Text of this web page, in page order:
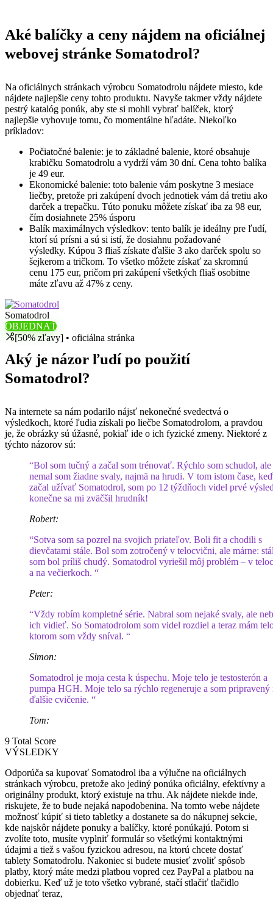
Aké balíčky a ceny nájdem na oficiálnej
webovej stránke Somatodrol?
Na oficiálnych stránkach výrobcu Somatodrolu nájdete miesto, kde
nájdete najlepšie ceny tohto produktu. Navyše takmer vždy nájdete
pestrý katalóg ponúk, aby ste si mohli vybrať balíček, ktorý
najlepšie vyhovuje tomu, čo momentálne hľadáte. Niekoľko
príkladov:
Počiatočné balenie: je to základné balenie, ktoré obsahuje
krabičku Somatodrolu a vydrží vám 30 dní. Cena tohto balíka
je 49 eur.
Ekonomické balenie: toto balenie vám poskytne 3 mesiace
liečby, pretože pri zakúpení dvoch jednotiek vám dá tretiu ako
darček a trepačku. Túto ponuku môžete získať iba za 98 eur,
čím dosiahnete 25% úsporu
Balík maximálnych výsledkov: tento balík je ideálny pre ľudí,
ktorí sú prísni a sú si istí, že dosiahnu požadované
výsledky. Kúpou 3 fliaš získate ďalšie 3 ako darček spolu so
šejkerom a tričkom. To všetko môžete získať za skromnú
cenu 175 eur, pričom pri zakúpení všetkých fliaš osobitne
máte zľavu až 47% z ceny.
Somatodrol
OBJEDNAŤ
[50% zľavy] • oficiálna stránka
Aký je názor ľudí po použití
Somatodrol?
Na internete sa nám podarilo nájsť nekonečné svedectvá o
výsledkoch, ktoré ľudia získali po liečbe Somatodrolom, a pravdou
je, že obrázky sú úžasné, pokiaľ ide o ich fyzické zmeny. Niektoré z
týchto názorov sú:
“Bol som tučný a začal som trénovať. Rýchlo som schudol, ale
nemal som žiadne svaly, najmä na hrudi. V tom istom čase,
začal užívať Somatodrol, som po 12 týždňoch videl prvé
konečne sa mi zväčšil hrudník!
Robert:
“Sotva som sa pozrel na svojich priateľov. Boli fit a chodili s
dievčatami stále. Bol som zotročený v telocvični, ale márne:
som bol príliš chudý. Somatodrol vyriešil môj problém – v
a na večierkoch. “
Peter:
“Vždy robím kompletné série. Nabral som nejaké svaly, ale
ich vidieť. So Somatodrolom som videl rozdiel a teraz mám
ktorom som vždy sníval. “
Simon:
Somatodrol je moja cesta k úspechu. Moje telo je testosterón a
pumpa HGH. Moje telo sa rýchlo regeneruje a som pripravený
ďalšie cvičenie. “
Tom:
9 Total Score
VÝSLEDKY
Odporúča sa kupovať Somatodrol iba a výlučne na oficiálnych
stránkach výrobcu, pretože ako jediný ponúka oficiálny, efektívny a
originálny produkt, ktorý existuje na trhu. Ak nájdete niekde inde,
riskujete, že to bude nejaká napodobenina. Na tomto webe nájdete
možnosť kúpiť si tieto tabletky a dostanete sa do nákupnej sekcie,
kde najskôr nájdete ponuky a balíčky, ktoré ponúkajú. Potom si
zvolíte toto, musíte vyplniť formulár so všetkými kontaktnými
údajmi a tiež s vašou fyzickou adresou, na ktorú chcete dostať
tablety Somatodrolu. Nakoniec si budete musieť zvoliť spôsob
platby, ktorý máte medzi platbou vopred cez PayPal a platbou na
dobierku. Keď už je toto všetko vybrané, stačí stlačiť tlačidlo
objednať teraz,